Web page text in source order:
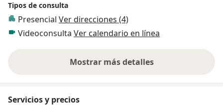
Tipos de consulta
Presencial Ver direcciones (4)
Videoconsulta Ver calendario en línea
Mostrar más detalles
sobre la experiencia
Servicios y precios